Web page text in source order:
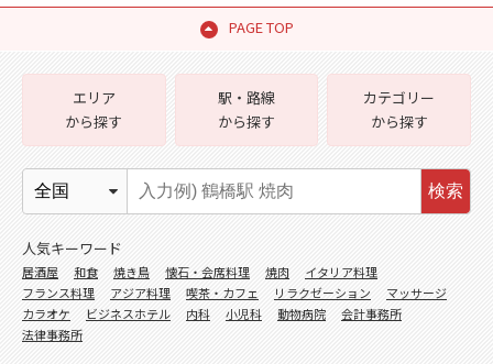
PAGE TOP
エリア
から探す
駅・路線
から探す
カテゴリー
から探す
検索
人気キーワード
居酒屋 和食 焼き鳥 懐石・会席料理 焼肉
イタリア料理
フランス料理
アジア料理 喫茶・カフェ リラクゼーション
マッサージ
カラオケ
ビジネスホテル 内科 小児科 動物病院
会計事務所
法律事務所